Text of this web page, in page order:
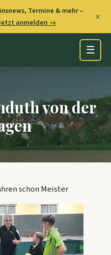
Termine & mehr –
anmelden →
✕
☰
von der
schon Meister